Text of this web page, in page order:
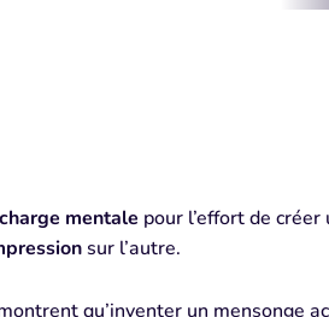
charge mentale pour l’effort de
sur l’autre.
qu’inventer un mensonge